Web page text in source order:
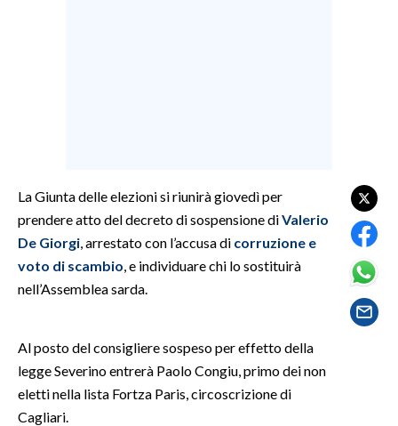
GOSSIP
SALUTE
SARDI NEL MONDO
NOTIZIE
EVENTI
La Giunta delle elezioni si riunirà giovedì per
prendere atto del decreto di sospensione diValerio
De Giorgi , arrestato con l’accusa di corruzione e
voto di scambio , e individuare chi lo sostituirà
nell’Assemblea sarda.
Al posto del consigliere sospeso per effetto della
legge Severino entrerà Paolo Congiu, primo dei non
eletti nella lista Fortza Paris, circoscrizione di
Cagliari.